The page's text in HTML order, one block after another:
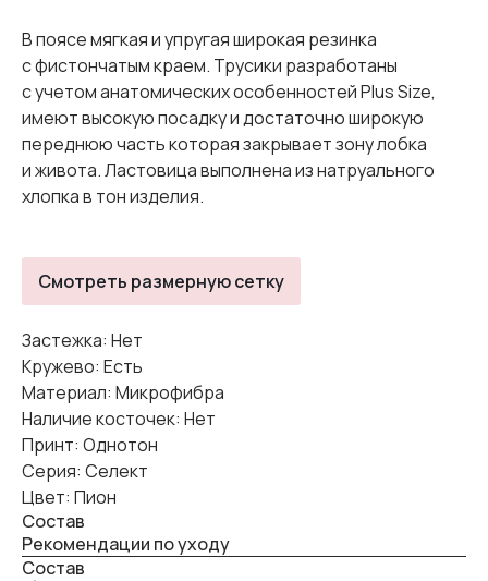
В поясе мягкая и упругая широкая резинка
с фистончатым краем. Трусики разработаны
с учетом анатомических особенностей Plus Size,
имеют высокую посадку и достаточно широкую
переднюю часть которая закрывает зону лобка
и живота. Ластовица выполнена из натруального
хлопка в тон изделия.
Смотреть размерную сетку
Застежка: Нет
Кружево: Есть
Материал: Микрофибра
Наличие косточек: Нет
Принт: Однотон
Серия: Селект
Цвет: Пион
Состав
Рекомендации по уходу
Состав